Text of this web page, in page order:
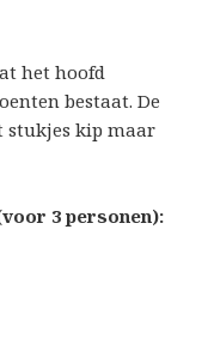
het hoofd
bestaat. De
stukjes kip maar
3 personen):